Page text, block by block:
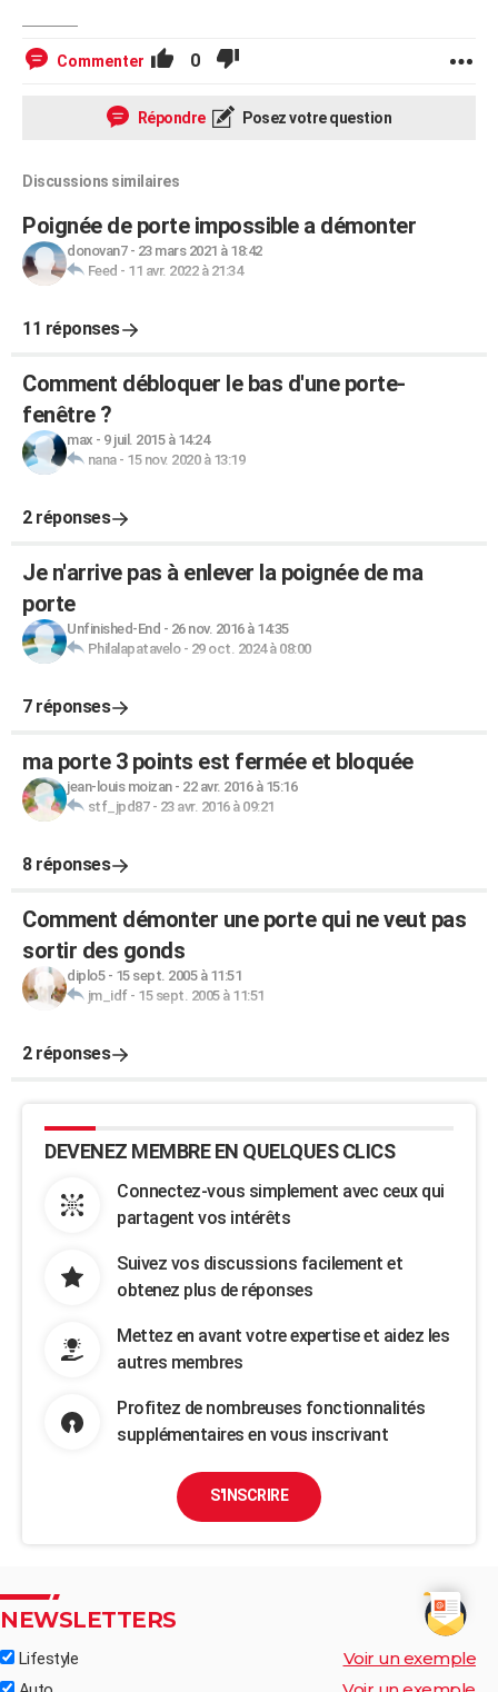
Commenter 0
Répondre Posez votre question
Discussions similaires
Poignée de porte impossible a démonter
donovan7- 23 mars 2021 à 18:42
Feed - 11 avr. 2022 à 21:34
11 réponses
Comment débloquer le bas d'une porte-
fenêtre ?
max - 9 juil. 2015 à 14:24
nana- 15 nov. 2020 à 13:19
2 réponses
Je n'arrive pas à enlever la poignée de ma
porte
Unfinished-End - 26 nov. 2016 à 14:35
Philalapatavelo- 29 oct. 2024 à 08:00
7 réponses
ma porte 3 points est fermée et bloquée
jean-louis moizan- 22 avr. 2016 à 15:16
stf_jpd87- 23 avr. 2016 à 09:21
8 réponses
Comment démonter une porte qui ne veut pas
sortir des gonds
diplo5- 15 sept. 2005 à 11:51
jm_idf- 15 sept. 2005 à 11:51
2 réponses
DEVENEZ MEMBRE EN QUELQUES CLICS
Connectez-vous simplement avec ceux qui
partagent vos intérêts
Suivez vos discussions facilement et
obtenez plus de réponses
Mettez en avant votre expertise et aidez les
autres membres
Profitez de nombreuses fonctionnalités
supplémentaires en vous inscrivant
S'INSCRIRE
NEWSLETTERS
Lifestyle Voir un exemple